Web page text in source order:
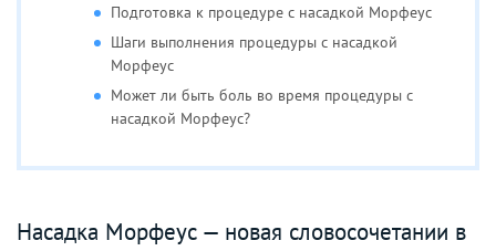
Подготовка к процедуре с насадкой Морфеус
Шаги выполнения процедуры с насадкой
Морфеус
Может ли быть боль во время процедуры с
насадкой Морфеус?
Насадка Морфеус — новая словосочетании в